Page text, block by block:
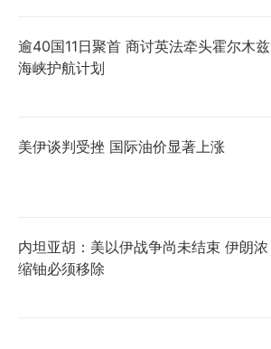
逾40国11日聚首 商讨英法牵头霍尔木兹
海峡护航计划
美伊谈判受挫 国际油价显著上涨
内坦亚胡：美以伊战争尚未结束 伊朗浓
缩铀必须移除